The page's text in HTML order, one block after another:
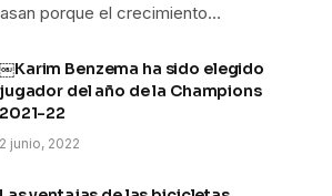
porque el crecimiento…
￼Karim Benzema ha sido elegido
jugador del año de la Champions
2021-22
2 junio, 2022